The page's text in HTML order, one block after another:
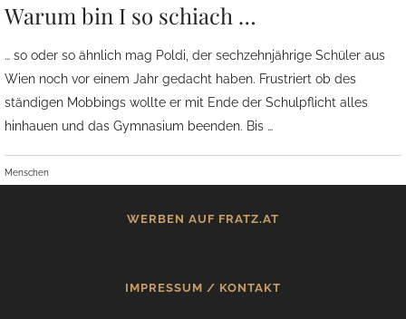
Warum bin I so schiach …
… so oder so ähnlich mag Poldi, der sechzehnjährige Schüler aus
Wien noch vor einem Jahr gedacht haben. Frustriert ob des
ständigen Mobbings wollte er mit Ende der Schulpflicht alles
hinhauen und das Gymnasium beenden. Bis …
Menschen
WERBEN AUF FRATZ.AT
IMPRESSUM / KONTAKT